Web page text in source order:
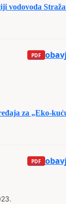
vodovoda
za „Eko-